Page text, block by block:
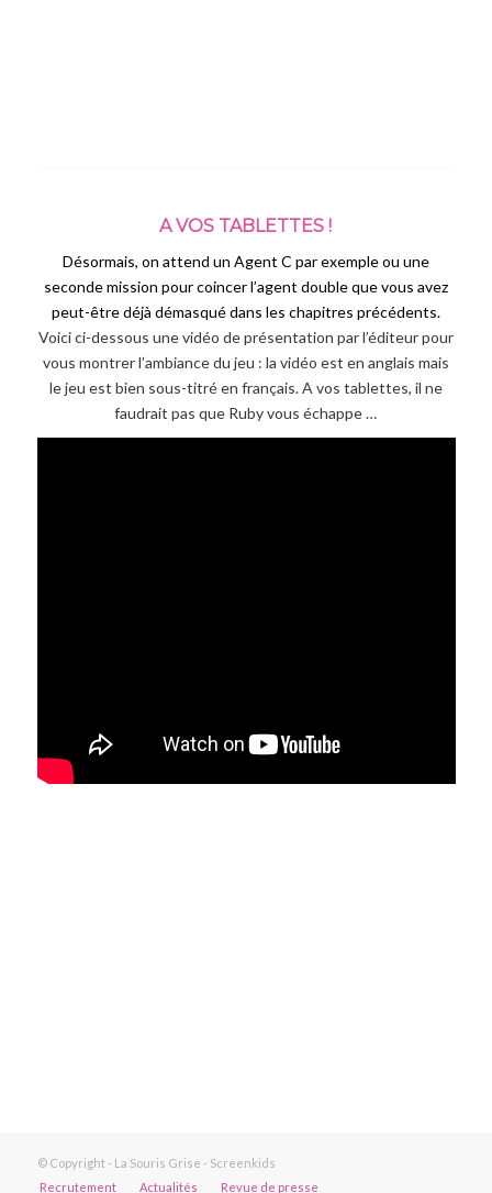
A VOS TABLETTES !
Désormais, on attend un Agent C par exemple ou une
seconde mission pour coincer l’agent double que vous avez
peut-être déjà démasqué dans les chapitres précédents.
Voici ci-dessous une vidéo de présentation par l’éditeur pour
vous montrer l’ambiance du jeu : la vidéo est en anglais mais
le jeu est bien sous-titré en français. A vos tablettes, il ne
faudrait pas que Ruby vous échappe …
© Copyright - La Souris Grise - Screenkids
Recrutement
Actualités Revue de presse